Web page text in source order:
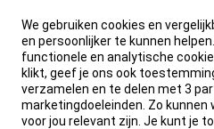
We gebruiken cookies en
en persoonlijker te kunnen
functionele en analytische
klikt, geef je ons ook
verzamelen en te delen met 3
marketingdoeleinden. Zo
voor jou relevant zijn. Je kunt je